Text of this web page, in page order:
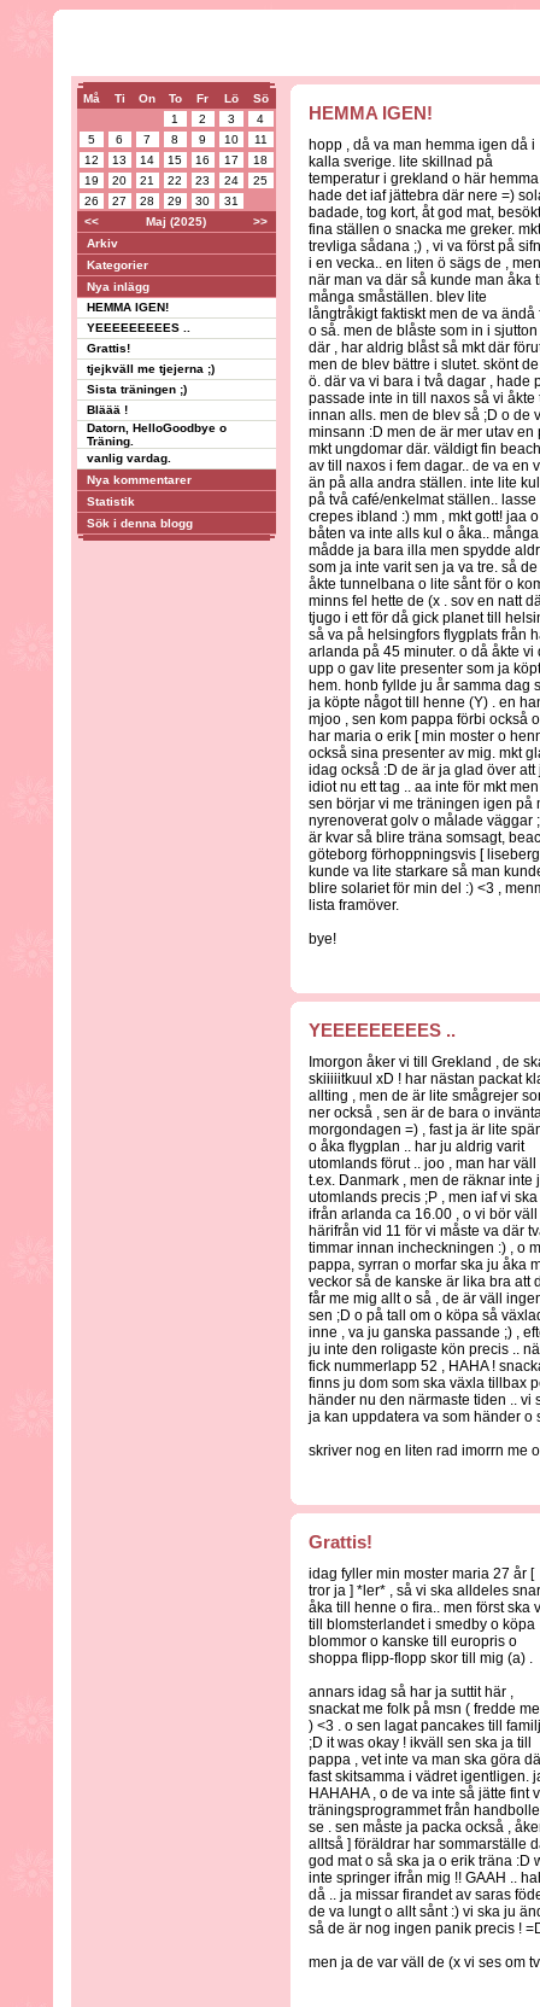
Må Ti On To Fr Lö
Sö
1
2 3
4
5
6 7 8 9 10
11
12
13 14 15 16 17
18
19
20 21 22 23 24
25
26
27 28 29 30
31
<<
Maj (2025)
>>
Arkiv
Kategorier
Nya inlägg
HEMMA IGEN!
YEEEEEEEEES ..
Grattis!
tjejkväll me tjejerna ;)
Sista träningen ;)
Bläää !
Datorn, HelloGoodbye o
Träning.
vanlig vardag.
Nya kommentarer
Statistik
Sök i denna blogg
HEMMA IGEN!
hopp , då va man hemma igen då i
kalla sverige. lite skillnad på
temperatur i grekland o här
hade det iaf jättebra där nere =)
badade, tog kort, åt god mat,
fina ställen o snacka me greker. mkt
trevliga sådana ;) , vi va först på
i en vecka.. en liten ö sägs de , men
när man va där så kunde man åka
många småställen. blev lite
långtråkigt faktiskt men de va ändå
o så. men de blåste som in i sjutton
där , har aldrig blåst så mkt där
men de blev bättre i slutet. skönt
ö. där va vi bara i två dagar , hade
passade inte in till naxos så vi
innan alls. men de blev så ;D o de
minsann :D men de är mer utav
mkt ungdomar där. väldigt fin
av till naxos i fem dagar.. de va en
än på alla andra ställen. inte lite
på två café/enkelmat ställen..
crepes ibland :) mm , mkt gott! jaa
båten va inte alls kul o åka..
mådde ja bara illa men spydde
som ja inte varit sen ja va tre. så
åkte tunnelbana o lite sånt för o
minns fel hette de (x . sov en natt
tjugo i ett för då gick planet till
så va på helsingfors flygplats från
arlanda på 45 minuter. o då åkte
upp o gav lite presenter som ja
hem. honb fyllde ju år samma dag
ja köpte något till henne (Y) . en
mjoo , sen kom pappa förbi också
har maria o erik [ min moster o
också sina presenter av mig. mkt
idag också :D de är ja glad över
idiot nu ett tag .. aa inte för mkt
sen börjar vi me träningen igen på
nyrenoverat golv o målade väggar
är kvar så blire träna somsagt,
göteborg förhoppningsvis [
kunde va lite starkare så man
blire solariet för min del :) <3 ,
lista framöver.
bye!
YEEEEEEEEES ..
Imorgon åker vi till Grekland , de
skiiiiitkuul xD ! har nästan packat
allting , men de är lite smågrejer
ner också , sen är de bara o
morgondagen =) , fast ja är lite
o åka flygplan .. har ju aldrig varit
utomlands förut .. joo , man har väll
t.ex. Danmark , men de räknar inte
utomlands precis ;P , men iaf vi
ifrån arlanda ca 16.00 , o vi bör
härifrån vid 11 för vi måste va där
timmar innan incheckningen :) , o
pappa, syrran o morfar ska ju åka
veckor så de kanske är lika bra att
får me mig allt o så , de är väll
sen ;D o på tall om o köpa så
inne , va ju ganska passande ;) ,
ju inte den roligaste kön precis ..
fick nummerlapp 52 , HAHA !
finns ju dom som ska växla tillbax
händer nu den närmaste tiden ..
ja kan uppdatera va som händer o
skriver nog en liten rad imorrn me
Grattis!
idag fyller min moster maria 27 år [
tror ja ] *ler* , så vi ska alldeles
åka till henne o fira.. men först ska
till blomsterlandet i smedby o köpa
blommor o kanske till europris o
shoppa flipp-flopp skor till mig (a) .
annars idag så har ja suttit här ,
snackat me folk på msn ( fredde
) <3 . o sen lagat pancakes till
;D it was okay ! ikväll sen ska ja till
pappa , vet inte va man ska göra
fast skitsamma i vädret igentligen.
HAHAHA , o de va inte så jätte fint
träningsprogrammet från
se . sen måste ja packa också ,
alltså ] föräldrar har sommarställe
god mat o så ska ja o erik träna :D
inte springer ifrån mig !! GAAH ..
då .. ja missar firandet av saras
de va lungt o allt sånt :) vi ska ju
så de är nog ingen panik precis !
men ja de var väll de (x vi ses om